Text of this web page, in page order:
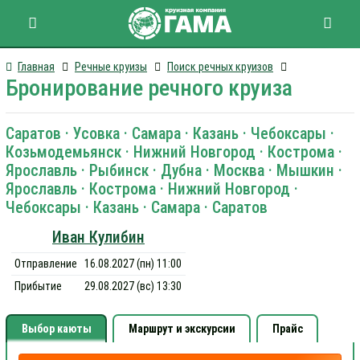
Главная Речные круизы Поиск речных круизов
Бронирование речного круиза
Саратов · Усовка · Самара · Казань · Чебоксары ·
Козьмодемьянск · Нижний Новгород · Кострома ·
Ярославль · Рыбинск · Дубна · Москва · Мышкин ·
Ярославль · Кострома · Нижний Новгород ·
Чебоксары · Казань · Самара · Саратов
Иван Кулибин
Отправление
16.08.2027 (пн) 11:00
Прибытие
29.08.2027 (вс) 13:30
Выбор каюты Маршрут и экскурсии Прайс